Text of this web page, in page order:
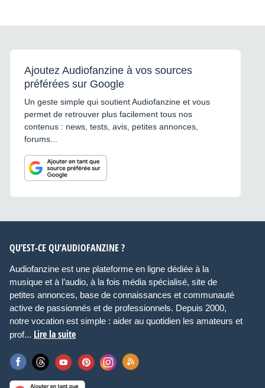
Ajoutez Audiofanzine à vos sources
préférées sur Google
Un geste simple qui soutient Audiofanzine et vous
permet de retrouver plus facilement tous nos
contenus : news, tests, avis, petites annonces,
forums...
QU’EST-CE QU’AUDIOFANZINE ?
Audiofanzine est une plateforme en ligne dédiée à la
musique et à l’audio, à la fois média spécialisé, site de
petites annonces, base de connaissances et communauté
active de passionnés et de professionnels. Depuis 2000,
notre vocation est simple : aider au quotidien les amateurs et
prof... Lire la suite